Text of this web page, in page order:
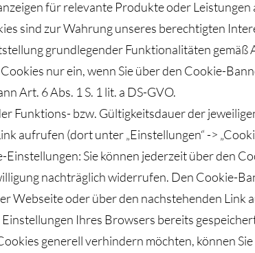
für relevante Produkte oder Leistungen
sind zur Wahrung unseres berechtigten
grundlegender Funktionalitäten gemäß
nur ein, wenn Sie über den Cookie-
Art. 6 Abs. 1 S. 1 lit. a DS-GVO.
Funktions- bzw. Gültigkeitsdauer der
aufrufen (dort unter „Einstellungen“ ->
Sie können jederzeit über den
nachträglich widerrufen. Den Cookie-
Webseite oder über den nachstehenden Link
Ihres Browsers bereits
generell verhindern möchten, können